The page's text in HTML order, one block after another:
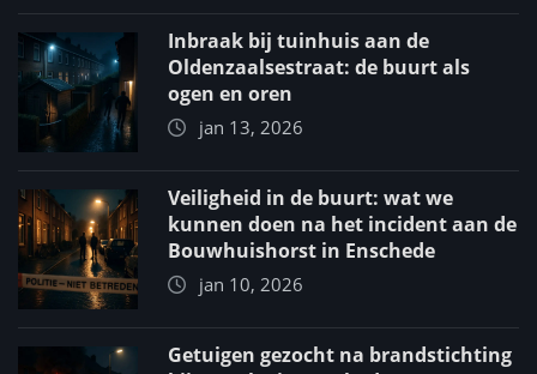
Inbraak bij tuinhuis aan de
Oldenzaalsestraat: de buurt als
ogen en oren
jan 13, 2026
Veiligheid in de buurt: wat we
kunnen doen na het incident aan de
Bouwhuishorst in Enschede
jan 10, 2026
Getuigen gezocht na brandstichting